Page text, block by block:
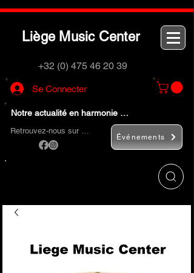
Liège M usic Center
+32 (0) 475 46 20 39
Se Connecter
Notre actualité en harmonie …
Retrouvez-nous sur …
Événements